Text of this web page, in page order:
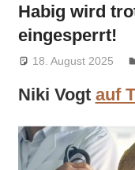
Habig wird
eingesperrt!
18. August 2025
Niki Vogt auf